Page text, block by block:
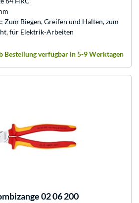
Zum Biegen, Greifen und Halten, zum
für Elektrik-Arbeiten
Bestellung verfügbar in 5-9 Werktagen
02 06 200